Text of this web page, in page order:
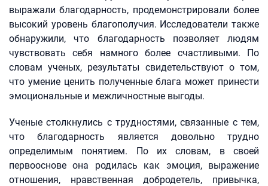
выражали благодарность, продемонстрировали более
высокий уровень благополучия. Исследователи также
обнаружили, что благодарность позволяет людям
чувствовать себя намного более счастливыми. По
словам ученых, результаты свидетельствуют о том,
что умение ценить полученные блага может принести
эмоциональные и межличностные выгоды.
Ученые столкнулись с трудностями, связанные с тем,
что благодарность является довольно трудно
определимым понятием. По их словам, в своей
первооснове она родилась как эмоция, выражение
отношения, нравственная добродетель, привычка,